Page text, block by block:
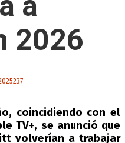
2026
237
coincidiendo con el
TV+, se anunció que
volverían a trabajar